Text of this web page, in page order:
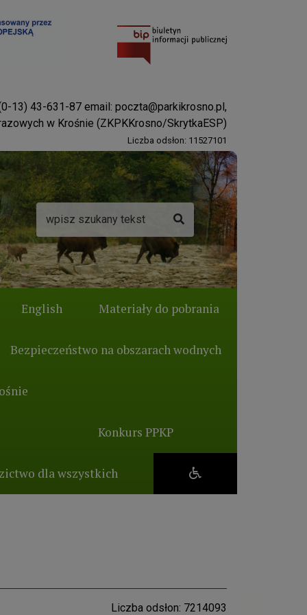
13) 43-631-87 email: poczta@parkikrosno.pl,
w Krośnie (ZKPKKrosno/SkrytkaESP)
Liczba odsłon: 11527101
Wyszukiwarka
English Materiały do pobrania
Bezpieczeństwo na obszarach wodnych
Konkurs PPKP
dla wszystkich
Liczba odsłon: 7214093